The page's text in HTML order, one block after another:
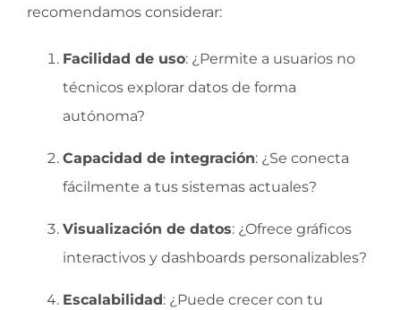
recomendamos considerar:
Facilidad de uso: ¿Permite a usuarios no
técnicos explorar datos de forma
autónoma?
Capacidad de integración: ¿Se conecta
fácilmente a tus sistemas actuales?
Visualización de datos: ¿Ofrece gráficos
interactivos y dashboards personalizables?
Escalabilidad : ¿Puede crecer con tu